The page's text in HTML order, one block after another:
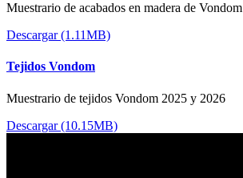
Muestrario de acabados en madera de Vondom
Descargar (1.11MB)
Tejidos Vondom
Muestrario de tejidos Vondom 2025 y 2026
Descargar (10.15MB)